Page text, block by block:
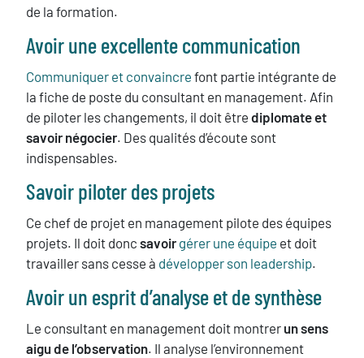
de la formation.
Avoir une excellente communication
Communiquer et convaincre font partie intégrante de
la fiche de poste du consultant en management. Afin
de piloter les changements, il doit être diplomate et
savoir négocier. Des qualités d’écoute sont
indispensables.
Savoir piloter des projets
Ce chef de projet en management pilote des équipes
projets. Il doit donc savoir gérer une équipe et doit
travailler sans cesse à développer son leadership.
Avoir un esprit d’analyse et de synthèse
Le consultant en management doit montrer un sens
aigu de l’observation. Il analyse l’environnement